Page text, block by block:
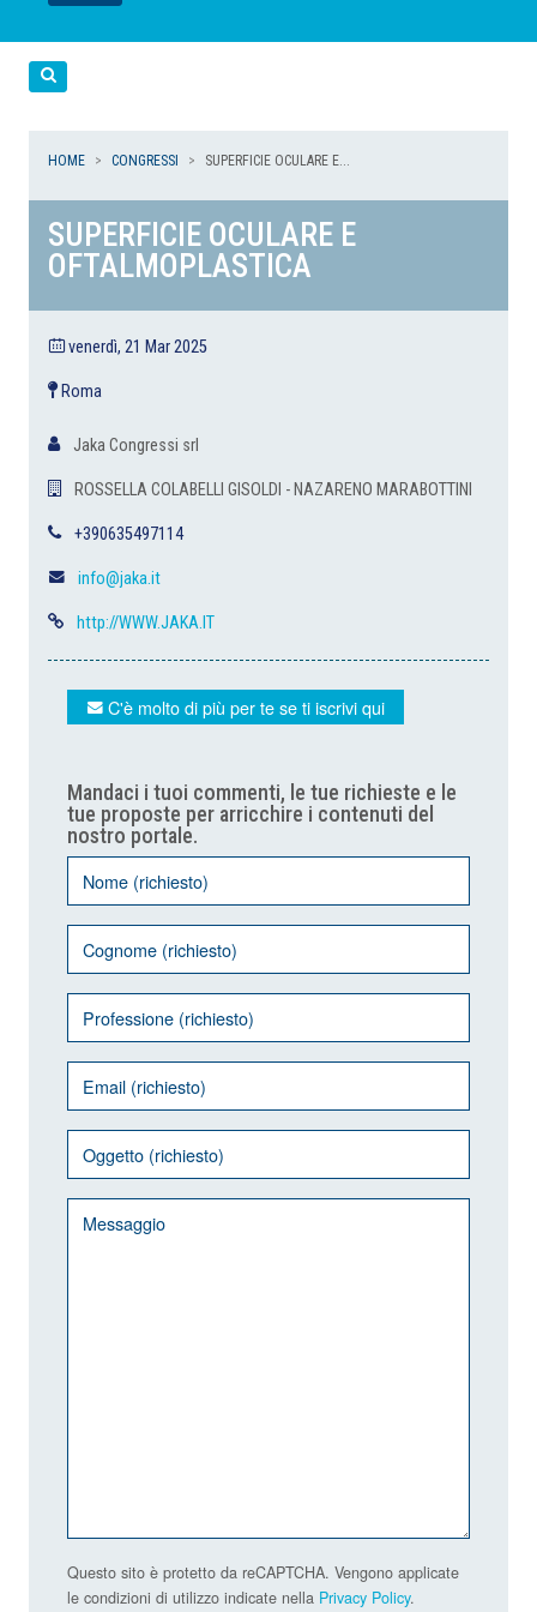
LEGGI
LEGGI
LEGGI
LEGGI
HOME CONGRESSI SUPERFICIE OCULARE E...
SUPERFICIE OCULARE E
OFTALMOPLASTICA
venerdì, 21 Mar 2025
Roma
Jaka Congressi srl
ROSSELLA COLABELLI GISOLDI - NAZARENO MARABOTTINI
+390635497114
info@jaka.it
http://WWW.JAKA.IT
C'è molto di più per te se ti iscrivi qui
Mandaci i tuoi commenti, le tue richieste e le
tue proposte per arricchire i contenuti del
nostro portale.
Questo sito è protetto da reCAPTCHA. Vengono applicate
le condizioni di utilizzo indicate nella Privacy Policy.